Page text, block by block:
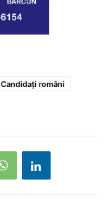
Candidați români